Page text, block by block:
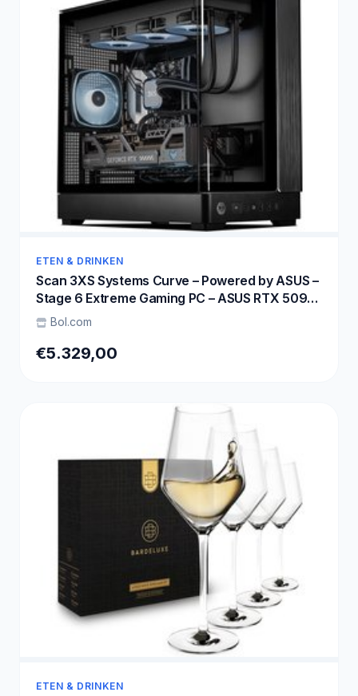
ETEN & DRINKEN
Scan 3XS Systems Curve – Powered by ASUS –
Stage 6 Extreme Gaming PC – ASUS RTX 5090
– Ryzen 9 9950X3D – Corsair DDR5 32GB – WD
Black 2TB SSD – 1000W PSU – 4K Ultra – Max
Settings Gaming
Bol.com
€5.329,00
ETEN & DRINKEN